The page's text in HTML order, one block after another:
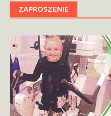
ZAPROSZENIE